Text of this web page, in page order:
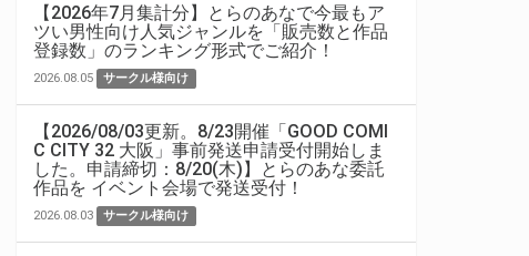
【2026年7月集計分】とらのあなで今最もア
ツい男性向け人気ジャンルを「販売数と作品
登録数」のランキング形式でご紹介！
2026.08.05 サークル様向け
【2026/08/03更新。8/23開催「GOOD COMI
C CITY 32 大阪」事前発送申請受付開始しま
した。申請締切：8/20(木)】とらのあな委託
作品を イベント会場で発送受付！
2026.08.03 サークル様向け